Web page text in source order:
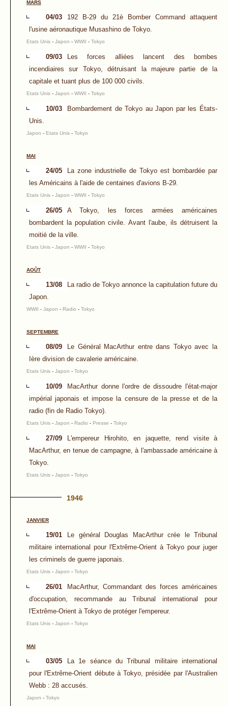
MARS
04/03
192 B-29 du 21è Bomber Command attaquent
l'usine aéronautique Musashino de Tokyo.
Etats Unis - Japon - WWII - Tokyo
09/03
Les forces alliées lancent des bombes
incendiaires sur Tokyo, détruisant la majeure partie de la
capitale et tuant plus de 100 000 civils.
Etats Unis - Japon - WWII - Tokyo
10/03
Bombardement de Tokyo au Japon par les États-
Unis.
Japon - Etats Unis - Tokyo
MAI
24/05
La zone industrielle de Tokyo est bombardée par
les Américains à l'aide de centaines d'avions B-29.
Etats Unis - Japon - WWII - Tokyo
26/05
A Tokyo, les forces armées américaines
bombardent la population civile. Avant l'aube, ils détruisent la
moitié de la ville.
Etats Unis - Japon - WWII - Tokyo
AOÛT
13/08
La radio de Tokyo annonce la capitulation future du
Japon.
WWII - Japon - Radio - Tokyo
SEPTEMBRE
08/09
Le Général MacArthur entre dans Tokyo avec la
Ière division de cavalerie américaine.
Etats Unis - Japon - Tokyo
10/09
MacArthur donne l'ordre de dissoudre l'état-major
impérial japonais et impose la censure de la presse et de la
radio (fin de Radio Tokyo).
Etats Unis - Japon - Radio - Presse - Tokyo
27/09
L'empereur Hirohito, en jaquette, rend visite à
MacArthur, en tenue de campagne, à l'ambassade américaine à
Tokyo.
Etats Unis - Japon - Tokyo
1946
JANVIER
19/01
Le général Douglas MacArthur crée le Tribunal
militaire international pour l'Extrême-Orient à Tokyo pour juger
les criminels de guerre japonais.
Etats Unis - Japon - Tokyo
26/01
MacArthur, Commandant des forces américaines
d'occupation, recommande au Tribunal international pour
l'Extrême-Orient à Tokyo de protéger l'empereur.
Etats Unis - Japon - Tokyo
MAI
03/05
La 1e séance du Tribunal militaire international
pour l'Extrême-Orient débute à Tokyo, présidée par l'Australien
Webb : 28 accusés.
Japon - Tokyo